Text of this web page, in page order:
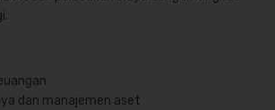
dan manajemen aset